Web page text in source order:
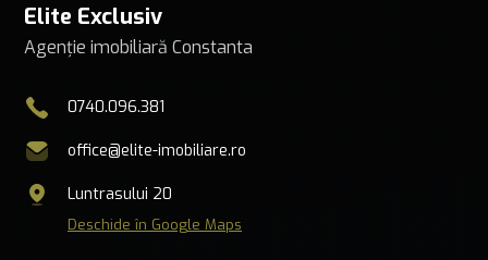
Elite Exclusiv
Agenție imobiliară Constanta
0740.096.381
office@elite-imobiliare.ro
Luntrasului 20
Deschide în Google Maps